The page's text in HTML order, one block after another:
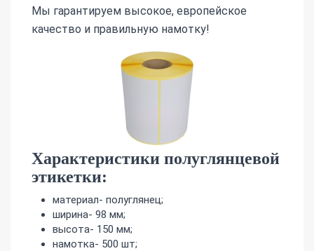
Мы гарантируем высокое, европейское
качество и правильную намотку!
Характеристики полуглянцевой
этикетки:
материал- полуглянец;
ширина- 98 мм;
высота- 150 мм;
намотка- 500 шт;